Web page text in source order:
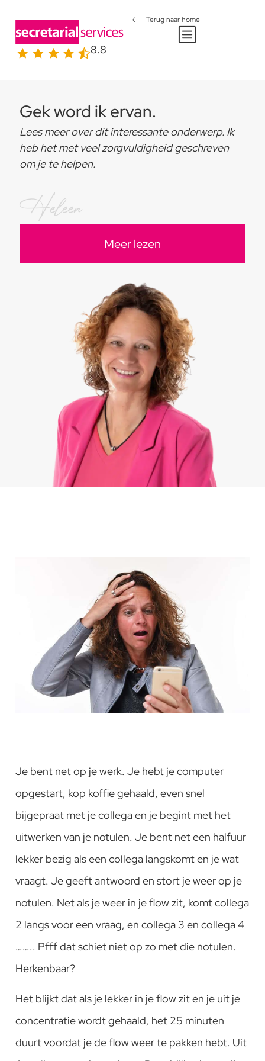
8.8
Terug naar home
Gek word ik ervan.
Lees meer over dit interessante onderwerp. Ik
heb het met veel zorgvuldigheid geschreven
om je te helpen.
Meer lezen
Heleen
Je bent net op je werk. Je hebt je computer
opgestart, kop koffie gehaald, even snel
bijgepraat met je collega en je begint met het
uitwerken van je notulen. Je bent net een halfuur
lekker bezig als een collega langskomt en je wat
vraagt. Je geeft antwoord en stort je weer op je
notulen. Net als je weer in je flow zit, komt collega
2 langs voor een vraag, en collega 3 en collega 4
…….. Pfff dat schiet niet op zo met die notulen.
Herkenbaar?
Het blijkt dat als je lekker in je flow zit en je uit je
concentratie wordt gehaald, het 25 minuten
duurt voordat je de flow weer te pakken hebt. Uit